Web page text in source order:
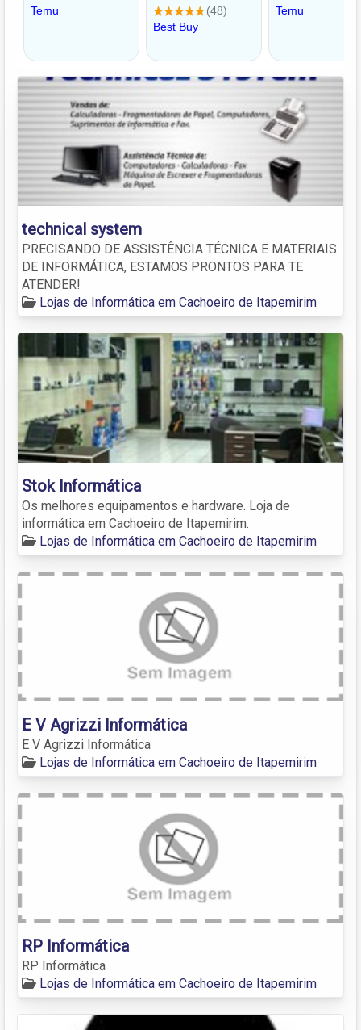
technical system
PRECISANDO DE ASSISTÊNCIA TÉCNICA E MATERIAIS
DE INFORMÁTICA, ESTAMOS PRONTOS PARA TE
ATENDER!
Lojas de Informática em Cachoeiro de Itapemirim
Stok Informática
Os melhores equipamentos e hardware. Loja de
informática em Cachoeiro de Itapemirim.
Lojas de Informática em Cachoeiro de Itapemirim
E V Agrizzi Informática
E V Agrizzi Informática
Lojas de Informática em Cachoeiro de Itapemirim
RP Informática
RP Informática
Lojas de Informática em Cachoeiro de Itapemirim